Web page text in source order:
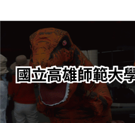
轉
要
內
容